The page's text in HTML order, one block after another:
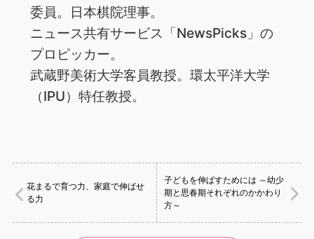
委員。日本棋院理事。
ニュース共有サービス「NewsPicks」の
プロピッカー。
武蔵野美術大学客員教授。環太平洋大学
（IPU）特任教授。
花まるで育つ力、家庭で伸ばせ
る力
子どもを伸ばすためには ～幼少
期と思春期それぞれのかかわり
方～